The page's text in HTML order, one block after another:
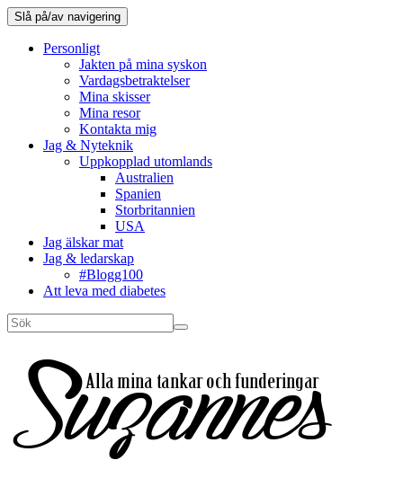
Slå på/av navigering
Personligt
Jakten på mina syskon
Vardagsbetraktelser
Mina skisser
Mina resor
Kontakta mig
Jag & Nyteknik
Uppkopplad utomlands
Australien
Spanien
Storbritannien
USA
Jag älskar mat
Jag & ledarskap
#Blogg100
Att leva med diabetes